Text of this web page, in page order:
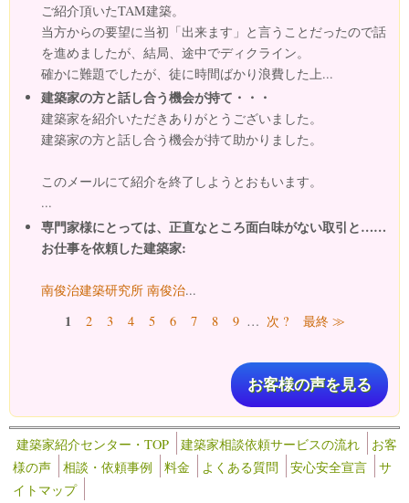
ご紹介頂いたTAM建築。
当方からの要望に当初「出来ます」と言うことだったので話
を進めましたが、結局、途中でディクライン。
確かに難題でしたが、徒に時間ばかり浪費した上...
建築家の方と話し合う機会が持て・・・
建築家を紹介いただきありがとうございました。
建築家の方と話し合う機会が持て助かりました。
このメールにて紹介を終了しようとおもいます。
...
専門家様にとっては、正直なところ面白味がない取引と……
お仕事を依頼した建築家:
南俊治建築研究所 南俊治...
ページ1 2 3 4 5 6 7 8 9 … 次 ? 最終 ≫
お客様の声を見る
建築家紹介センター・TOP 建築家相談依頼サービスの流れ
お客
様の声
相談・依頼事例 料金 よくある質問 安心安全宣言
サ
イトマップ